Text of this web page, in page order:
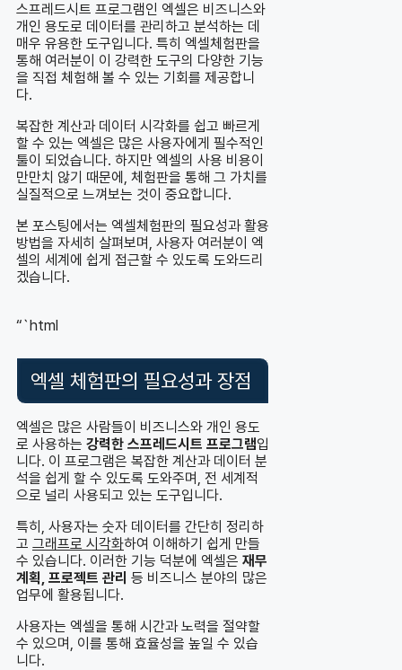
스프레드시트 프로그램인 엑셀은 비즈니스와
개인 용도로 데이터를 관리하고 분석하는 데
매우 유용한 도구입니다. 특히 엑셀체험판을
통해 여러분이 이 강력한 도구의 다양한 기능
을 직접 체험해 볼 수 있는 기회를 제공합니
다.
복잡한 계산과 데이터 시각화를 쉽고 빠르게
할 수 있는 엑셀은 많은 사용자에게 필수적인
툴이 되었습니다. 하지만 엑셀의 사용 비용이
만만치 않기 때문에, 체험판을 통해 그 가치를
실질적으로 느껴보는 것이 중요합니다.
본 포스팅에서는 엑셀체험판의 필요성과 활용
방법을 자세히 살펴보며, 사용자 여러분이 엑
셀의 세계에 쉽게 접근할 수 있도록 도와드리
겠습니다.
“`html
엑셀 체험판의 필요성과 장점
엑셀은 많은 사람들이 비즈니스와 개인 용도
로 사용하는 강력한 스프레드시트 프로그램입
니다. 이 프로그램은 복잡한 계산과 데이터 분
석을 쉽게 할 수 있도록 도와주며, 전 세계적
으로 널리 사용되고 있는 도구입니다.
특히, 사용자는 숫자 데이터를 간단히 정리하
고 그래프로 시각화하여 이해하기 쉽게 만들
수 있습니다. 이러한 기능 덕분에 엑셀은 재무
계획, 프로젝트 관리 등 비즈니스 분야의 많은
업무에 활용됩니다.
사용자는 엑셀을 통해 시간과 노력을 절약할
수 있으며, 이를 통해 효율성을 높일 수 있습
니다.